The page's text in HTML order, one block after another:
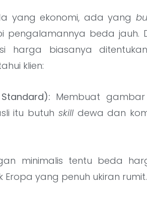
yang ekonomi, ada yang
pengalamannya beda jauh.
harga biasanya
klien:
Membuat
itu butuh skilldewa dan
minimalis tentu beda
yang penuh ukiran rumit.